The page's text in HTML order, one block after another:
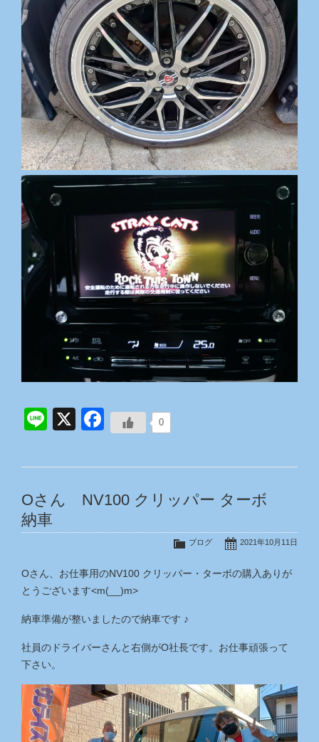
0
Line
X Facebook
Oさん NV100 クリッパー ターボ
納車
2021年10月11日
ブログ
Oさん、お仕事用のNV100 クリッパー・ターボの購入ありが
とうございます<m(__)m>
納車準備が整いましたので納車です ♪
社員のドライバーさんと右側がO社長です。お仕事頑張って
下さい。